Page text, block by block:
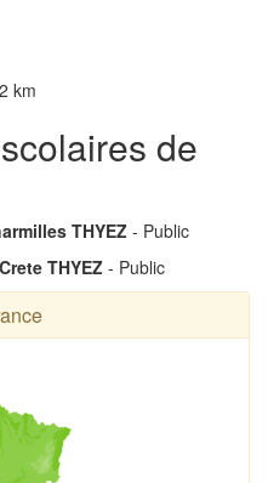
km
de
THYEZ - Public
THYEZ - Public